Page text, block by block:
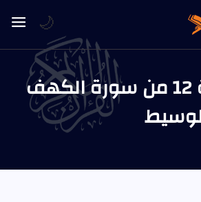
تفسير الآية 12 من سورة الكهف
🌙